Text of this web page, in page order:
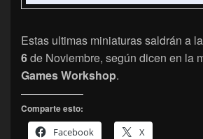
Estas ultimas miniaturas saldrán a
6de Noviembre, según dicen en la
Games Workshop.
Comparte esto:
Facebook
X